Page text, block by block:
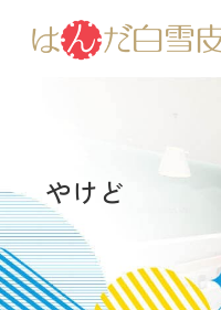
やけど